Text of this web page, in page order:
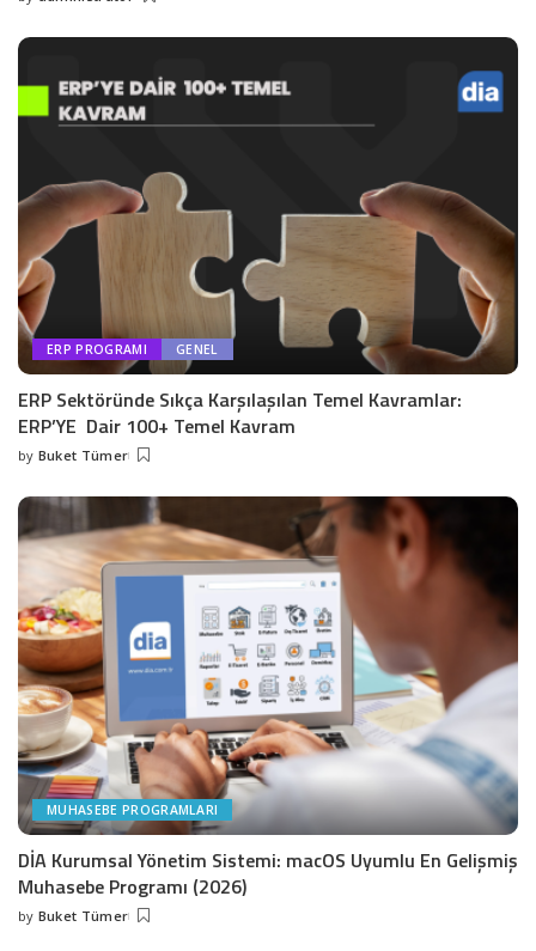
ERP PROGRAMI GENEL
ERP Sektöründe Sıkça Karşılaşılan Temel Kavramlar:
ERP’YE Dair 100+ Temel Kavram
by Buket Tümer
MUHASEBE PROGRAMLARI
DİA Kurumsal Yönetim Sistemi: macOS Uyumlu En Gelişmiş
Muhasebe Programı (2026)
by Buket Tümer